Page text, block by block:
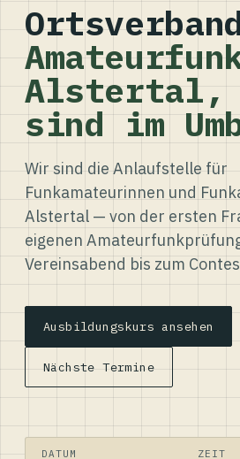
Alstertal,
sind im
Wir sind die Anlaufstelle für
Funkamateurinnen und
Alstertal — von der ersten
eigenen
Vereinsabend bis zum
Ausbildungskurs ansehen
Nächste Termine
DATUM
ZEIT